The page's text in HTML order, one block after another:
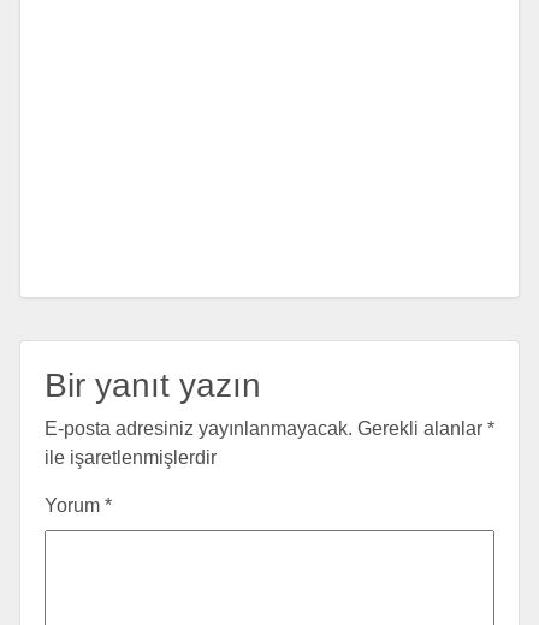
Bir yanıt yazın
E-posta adresiniz yayınlanmayacak. Gerekli alanlar *
ile işaretlenmişlerdir
Yorum *